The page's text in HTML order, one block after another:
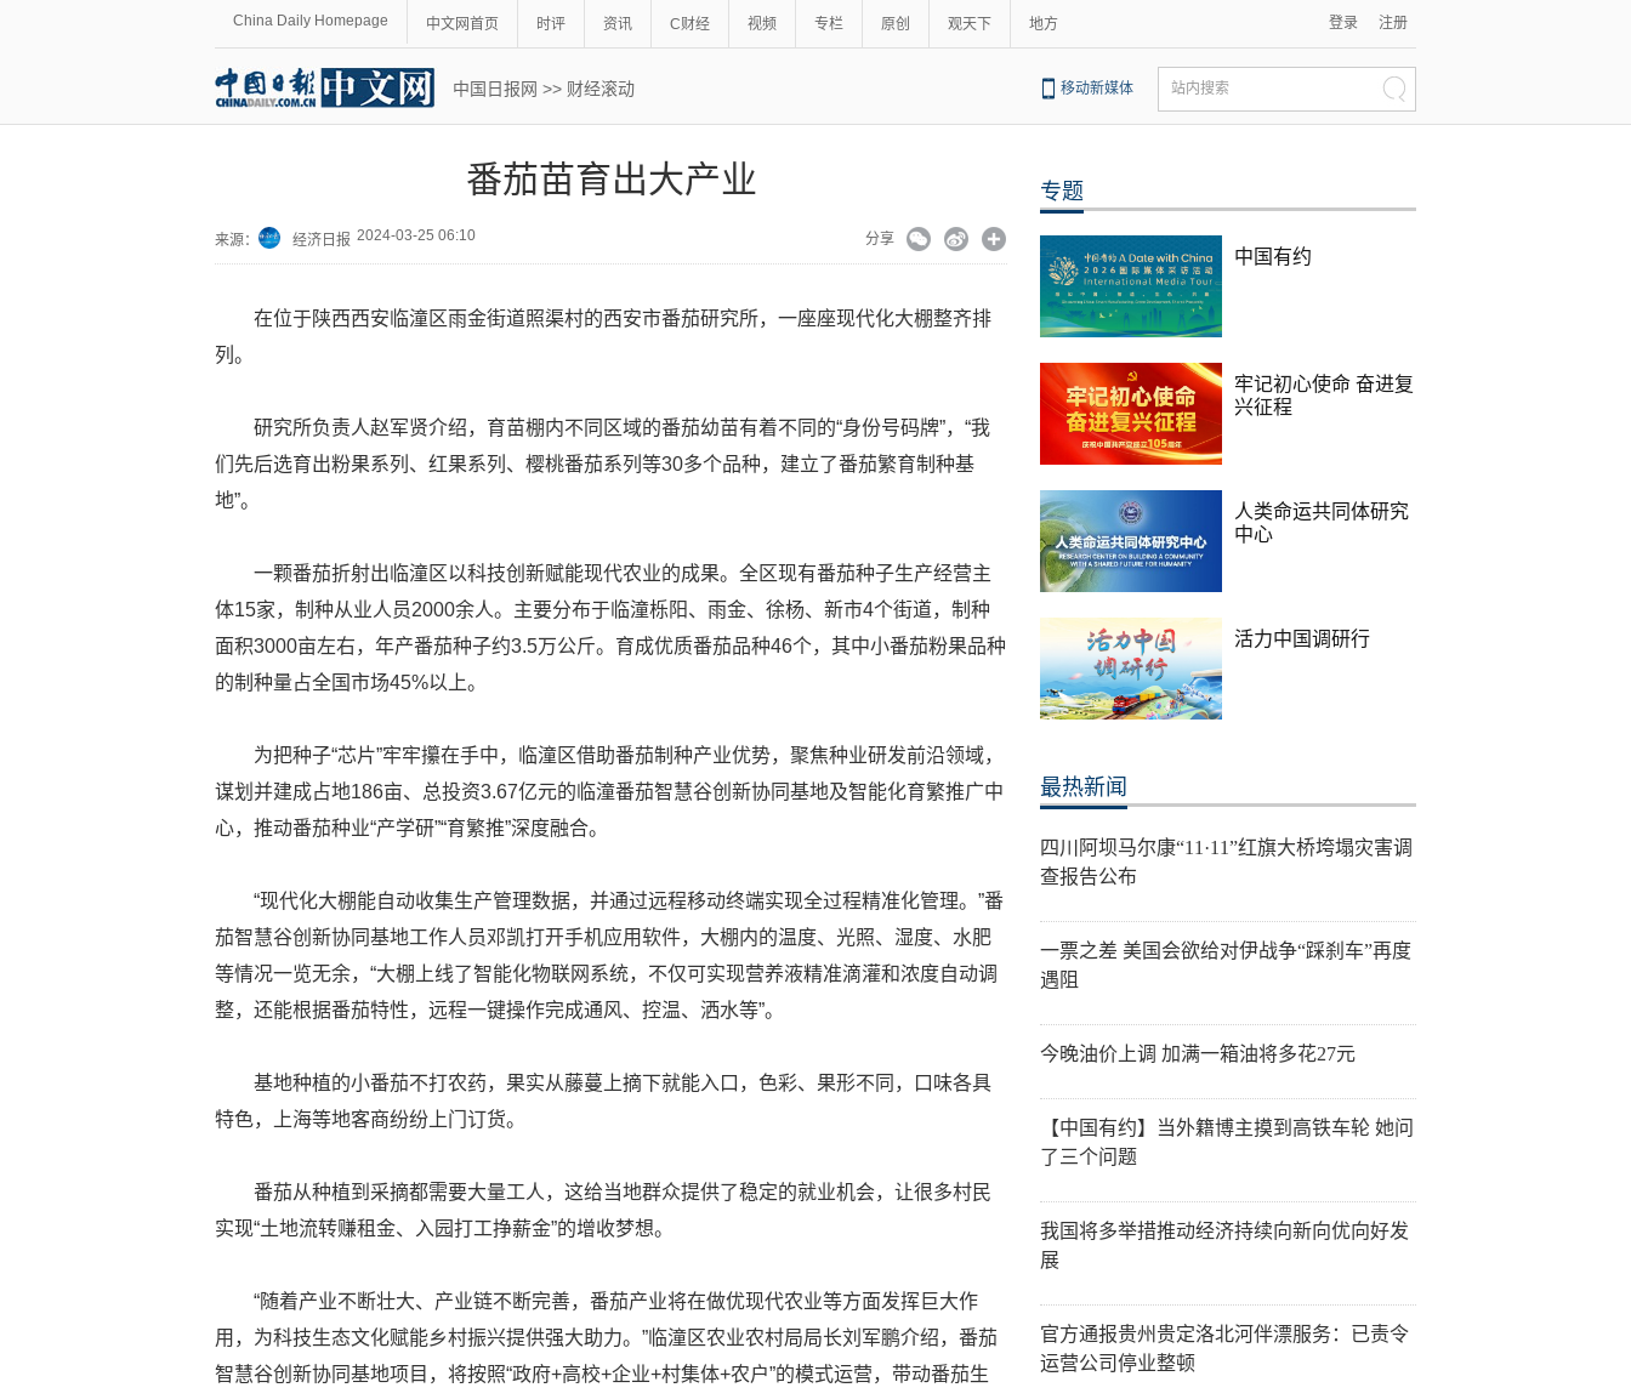
China Daily Homepage 中文网首页 时评 资讯 C财经 视频 专栏 原创 观天下 地方 登录 注册
中国日报网 >> 财经滚动 移动新媒体 站内搜索
番茄苗育出大产业
来源： 经济日报 2024-03-25 06:10 分享
在位于陕西西安临潼区雨金街道照渠村的西安市番茄研究所，一座座现代化大棚整齐排
列。
研究所负责人赵军贤介绍，育苗棚内不同区域的番茄幼苗有着不同的“身份号码牌”，“我
们先后选育出粉果系列、红果系列、樱桃番茄系列等30多个品种，建立了番茄繁育制种基
地”。
一颗番茄折射出临潼区以科技创新赋能现代农业的成果。全区现有番茄种子生产经营主
体15家，制种从业人员2000余人。主要分布于临潼栎阳、雨金、徐杨、新市4个街道，制种
面积3000亩左右，年产番茄种子约3.5万公斤。育成优质番茄品种46个，其中小番茄粉果品种
的制种量占全国市场45%以上。
为把种子“芯片”牢牢攥在手中，临潼区借助番茄制种产业优势，聚焦种业研发前沿领域，
谋划并建成占地186亩、总投资3.67亿元的临潼番茄智慧谷创新协同基地及智能化育繁推广中
心，推动番茄种业“产学研”“育繁推”深度融合。
“现代化大棚能自动收集生产管理数据，并通过远程移动终端实现全过程精准化管理。”番
茄智慧谷创新协同基地工作人员邓凯打开手机应用软件，大棚内的温度、光照、湿度、水肥
等情况一览无余，“大棚上线了智能化物联网系统，不仅可实现营养液精准滴灌和浓度自动调
整，还能根据番茄特性，远程一键操作完成通风、控温、洒水等”。
基地种植的小番茄不打农药，果实从藤蔓上摘下就能入口，色彩、果形不同，口味各具
特色，上海等地客商纷纷上门订货。
番茄从种植到采摘都需要大量工人，这给当地群众提供了稳定的就业机会，让很多村民
实现“土地流转赚租金、入园打工挣薪金”的增收梦想。
“随着产业不断壮大、产业链不断完善，番茄产业将在做优现代农业等方面发挥巨大作
用，为科技生态文化赋能乡村振兴提供强大助力。”临潼区农业农村局局长刘军鹏介绍，番茄
智慧谷创新协同基地项目，将按照“政府+高校+企业+村集体+农户”的模式运营，带动番茄生
专题
中国有约
牢记初心使命 奋进复
兴征程
人类命运共同体研究
中心
活力中国调研行
最热新闻
四川阿坝马尔康“11·11”红旗大桥垮塌灾害调
查报告公布
一票之差 美国会欲给对伊战争“踩刹车”再度
遇阻
今晚油价上调 加满一箱油将多花27元
【中国有约】当外籍博主摸到高铁车轮 她问
了三个问题
我国将多举措推动经济持续向新向优向好发
展
官方通报贵州贵定洛北河伴漂服务：已责令
运营公司停业整顿